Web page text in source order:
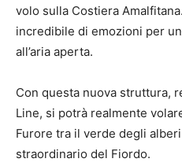
volo sulla Costiera
incredibile di emozioni per
all’aria aperta.
Con questa nuova struttura,
Line, si potrà realmente
Furore tra il verde degli
straordinario del Fiordo.